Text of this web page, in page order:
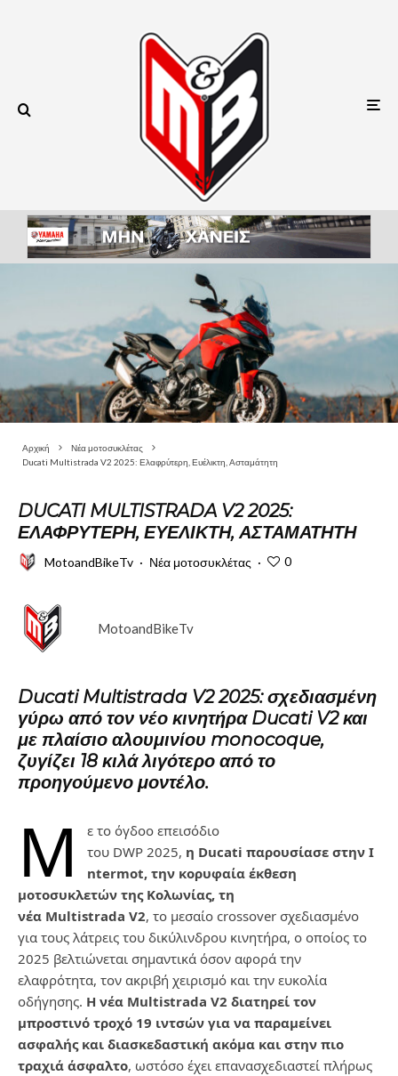
Αρχική
Νέα μοτοσυκλέτας
Ducati Multistrada V2 2025: Ελαφρύτερη, Ευέλικτη, Ασταμάτητη
DUCATI MULTISTRADA V2 2025:
ΕΛΑΦΡΎΤΕΡΗ, ΕΥΈΛΙΚΤΗ, ΑΣΤΑΜΆΤΗΤΗ
MotoandBikeTv · Νέα μοτοσυκλέτας · 0
MotoandBikeTv
Ducati Multistrada V2 2025: σχεδιασμένη
γύρω από τον νέο κινητήρα Ducati V2 και
με πλαίσιο αλουμινίου monocoque,
ζυγίζει 18 κιλά λιγότερο από το
προηγούμενο μοντέλο.
Μ
ε το όγδοο επεισόδιο
του DWP 2025, η Ducati παρουσίασε στην I
ntermot, την κορυφαία έκθεση
μοτοσυκλετών της Κολωνίας, τη
νέα Multistrada V2, το μεσαίο crossover σχεδιασμένο
για τους λάτρεις του δικύλινδρου κινητήρα, ο οποίος το
2025 βελτιώνεται σημαντικά όσον αφορά την
ελαφρότητα, τον ακριβή χειρισμό και την ευκολία
οδήγησης. Η νέα Multistrada V2 διατηρεί τον
μπροστινό τροχό 19 ιντσών για να παραμείνει
ασφαλής και διασκεδαστική ακόμα και στην πιο
τραχιά άσφαλτο, ωστόσο έχει επανασχεδιαστεί πλήρως